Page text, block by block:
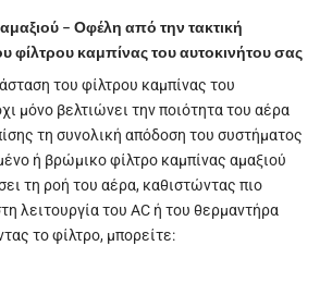
– Οφέλη από την τακτική
φίλτρου καμπίνας του αυτοκινήτου σας
του φίλτρου καμπίνας του
μόνο βελτιώνει την ποιότητα του αέρα
τη συνολική απόδοση του συστήματος
ή βρώμικο φίλτρο καμπίνας αμαξιού
τη ροή του αέρα, καθιστώντας πιο
λειτουργία του AC ή του θερμαντήρα
το φίλτρο, μπορείτε: